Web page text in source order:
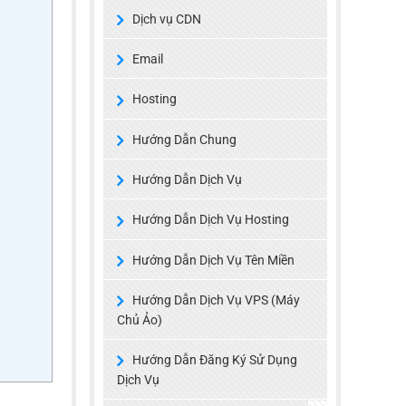
Dịch vụ CDN
Email
Hosting
Hướng Dẫn Chung
Hướng Dẫn Dịch Vụ
Hướng Dẫn Dịch Vụ Hosting
Hướng Dẫn Dịch Vụ Tên Miền
Hướng Dẫn Dịch Vụ VPS (Máy
Chủ Ảo)
Hướng Dẫn Đăng Ký Sử Dụng
Dịch Vụ